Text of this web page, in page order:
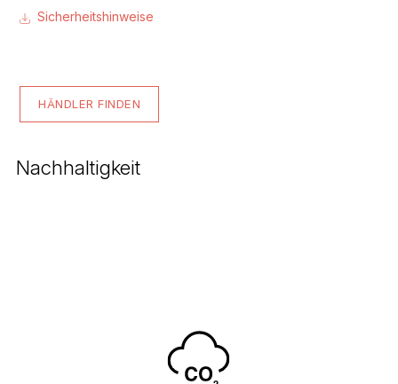
Sicherheitshinweise
HÄNDLER FINDEN
Nachhaltigkeit